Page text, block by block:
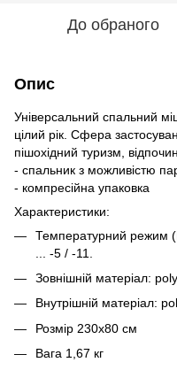
До обраного
Опис
Універсальний спальний
цілий рік. Сфера
пішохідний туризм,
- спальник з можливістю
- компресійна упаковка
Характеристики:
Температурний режим
... -5 / -11.
Зовнішній матеріал:
Внутрішній матеріал:
Розмір 230x80 см
Вага 1,67 кг